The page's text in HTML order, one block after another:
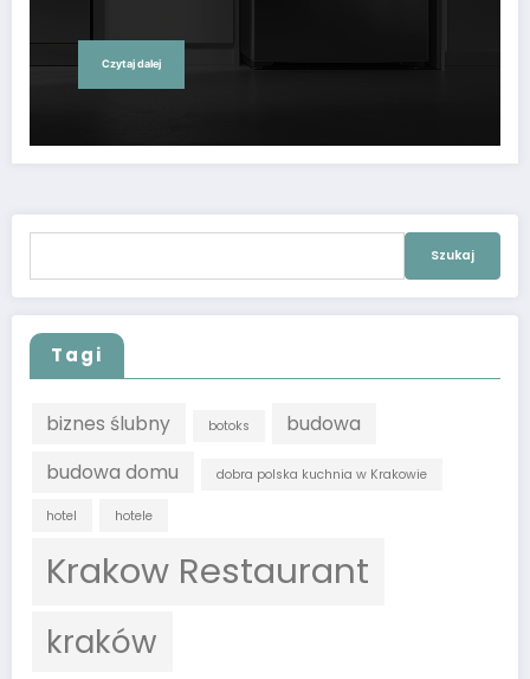
Czytaj dalej
Tagi
biznes ślubny botoks
budowa
budowa domu
dobra polska kuchnia w Krakowie
hotel hotele
Krakow Restaurant
kraków